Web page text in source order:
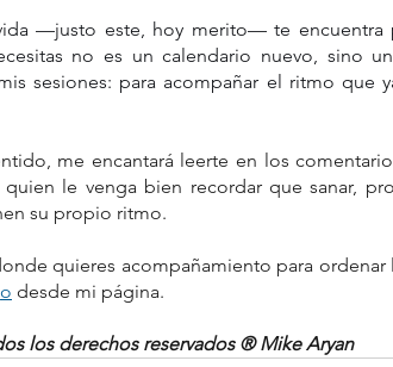
—justo este, hoy merito— te encuentra
no es un calendario nuevo, sino un
sesiones: para acompañar el ritmo que
me encantará leerte en los
le venga bien recordar que sanar,
su propio ritmo.
desde mi página.
los derechos reservados ® Mike Aryan